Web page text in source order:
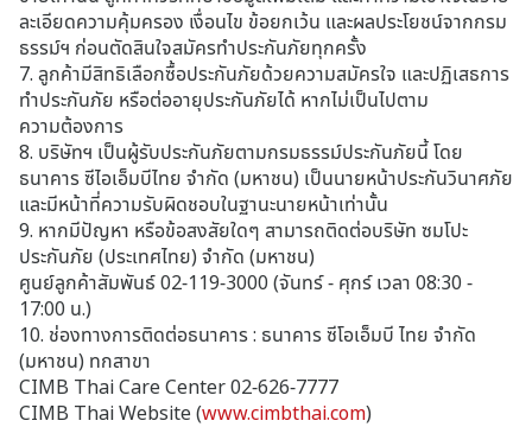
ละเอียดความคุ้มครอง เงื่อนไข ข้อยกเว้น และผลประโยชน์จากกรม
ธรรม์ฯ ก่อนตัดสินใจสมัครทำประกันภัยทุกครั้ง
7. ลูกค้ามีสิทธิเลือกซื้อประกันภัยด้วยความสมัครใจ และปฏิเสธการ
ทำประกันภัย หรือต่ออายุประกันภัยได้ หากไม่เป็นไปตาม
ความต้องการ
8. บริษัทฯ เป็นผู้รับประกันภัยตามกรมธรรม์ประกันภัยนี้ โดย
ธนาคาร ซีไอเอ็มบีไทย จำกัด (มหาชน) เป็นนายหน้าประกันวินาศภัย
และมีหน้าที่ความรับผิดชอบในฐานะนายหน้าเท่านั้น
9. หากมีปัญหา หรือข้อสงสัยใดๆ สามารถติดต่อบริษัท ซมโปะ
ประกันภัย (ประเทศไทย) จำกัด (มหาชน)
ศูนย์ลูกค้าสัมพันธ์ 02-119-3000 (จันทร์ - ศุกร์ เวลา 08:30 -
17:00 น.)
10. ช่องทางการติดต่อธนาคาร : ธนาคาร ซีโอเอ็มบี ไทย จำกัด
(มหาชน) ทกสาขา
CIMB Thai Care Center 02-626-7777
CIMB Thai Website (www.cimbthai.com)